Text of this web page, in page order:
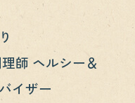
ヘルシー＆
イザー